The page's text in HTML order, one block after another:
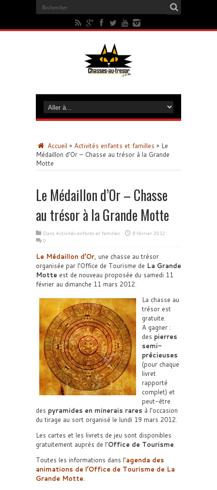
Accueil » Activités enfants et familles » Le
Médaillon d’Or – Chasse au trésor à la Grande
Motte
Le Médaillon d’Or – Chasse
au trésor à la Grande Motte
Dans Activités enfants et familles
8 février 2012
0
Le Médaillon d’Or, une chasse au trésor
organisée par l’Office de Tourisme de La Grande
Motte est de nouveau proposée du samedi 11
février au dimanche 11 mars 2012.
La chasse au
trésor est
gratuite.
A gagner :
des pierres
semi-
précieuses
(pour chaque
livret
rapporté
complet) et
peut-être
des pyramides en minerais rares à l’occasion
du tirage au sort organisé le lundi 19 mars 2012.
Les cartes et les livrets de jeu sont disponibles
gratuitement auprès de l’Office de Tourisme.
Toutes les informations dans l’agenda des
animations de l’Office de Tourisme de La
Grande Motte.